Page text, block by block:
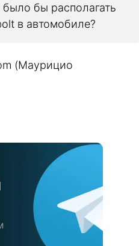
бы располагать
в автомобиле?
(Маурицио